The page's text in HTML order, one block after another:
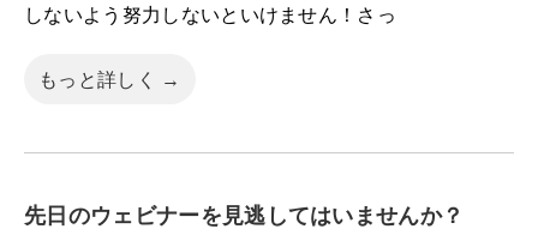
しないよう努力しないといけません！さっ
もっと詳しく →
先日のウェビナーを見逃してはいませんか？